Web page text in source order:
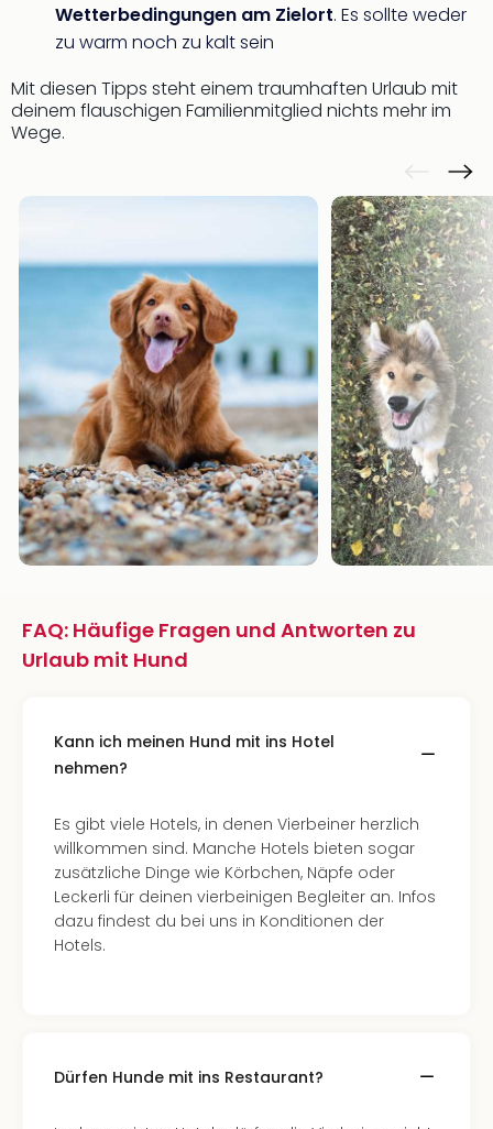
Wetterbedingungen am Zielort. Es sollte weder
zu warm noch zu kalt sein
Mit diesen Tipps steht einem traumhaften Urlaub mit
deinem flauschigen Familienmitglied nichts mehr im
Wege.
FAQ: Häufige Fragen und Antworten zu
Urlaub mit Hund
Kann ich meinen Hund mit ins Hotel
nehmen?
Es gibt viele Hotels, in denen Vierbeiner herzlich
willkommen sind. Manche Hotels bieten sogar
zusätzliche Dinge wie Körbchen, Näpfe oder
Leckerli für deinen vierbeinigen Begleiter an. Infos
dazu findest du bei uns in Konditionen der
Hotels.
Dürfen Hunde mit ins Restaurant?